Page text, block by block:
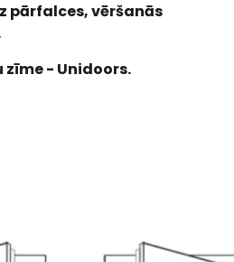
pārfalces, vēršanās
zīme - Unidoors.